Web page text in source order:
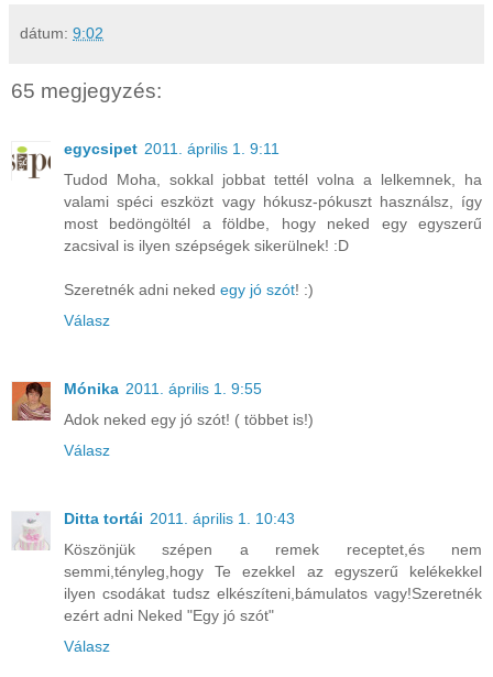
dátum: 9:02
65 megjegyzés:
egycsipet 2011. április 1. 9:11
Tudod Moha, sokkal jobbat tettél volna a lelkemnek, ha
valami spéci eszközt vagy hókusz-pókuszt használsz, így
most bedöngöltél a földbe, hogy neked egy egyszerű
zacsival is ilyen szépségek sikerülnek! :D
Szeretnék adni neked egy jó szót! :)
Válasz
Mónika 2011. április 1. 9:55
Adok neked egy jó szót! ( többet is!)
Válasz
Ditta tortái 2011. április 1. 10:43
Köszönjük szépen a remek receptet,és nem
semmi,tényleg,hogy Te ezekkel az egyszerű kelékekkel
ilyen csodákat tudsz elkészíteni,bámulatos vagy!Szeretnék
ezért adni Neked "Egy jó szót"
Válasz